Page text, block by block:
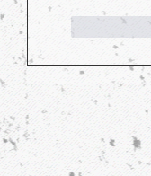
Gefällt mir